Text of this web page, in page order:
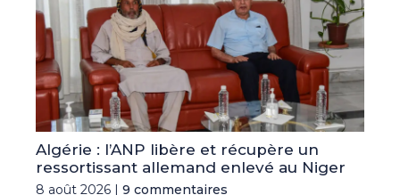
Algérie : l’ANP libère et récupère un
ressortissant allemand enlevé au Niger
8 août 2026 | 9 commentaires